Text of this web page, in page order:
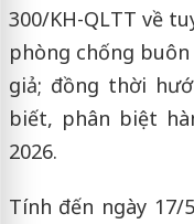
300/KH-QLTT về
phòng chống
giả; đồng thời
biết, phân biệt
2026.
Tính đến ngày 17/